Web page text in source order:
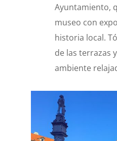
Ayuntamiento,
museo con
historia local.
de las terrazas
ambiente